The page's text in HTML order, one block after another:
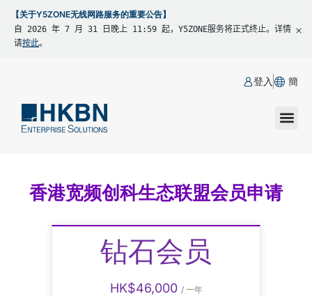
【关于Y5ZONE无线网路服务的重要公告】
自 2026 年 7 月 31 日晚上 11:59 起，Y5ZONE服务将正式终止。详情
请按此。
登入 簡
香港宽频创科生态联盟会员申请
钻石会员
HK$46,000 / 一年